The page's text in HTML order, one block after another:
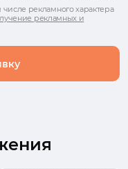
заявку
рекламного характера
рекламных и